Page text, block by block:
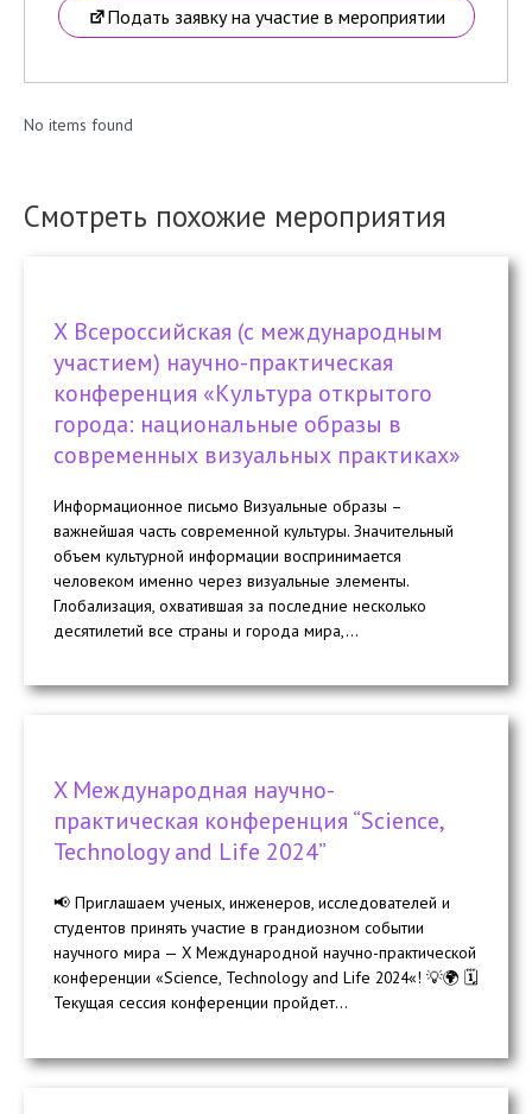
Подать заявку на участие в мероприятии
No items found
Смотреть похожие мероприятия
Х Всероссийская (с международным
участием) научно-практическая
конференция «Культура открытого
города: национальные образы в
современных визуальных практиках»
Информационное письмо Визуальные образы –
важнейшая часть современной культуры. Значительный
объем культурной информации воспринимается
человеком именно через визуальные элементы.
Глобализация, охватившая за последние несколько
десятилетий все страны и города мира,...
X Международная научно-
практическая конференция “Science,
Technology and Life 2024”
📢 Приглашаем ученых, инженеров, исследователей и
студентов принять участие в грандиозном событии
научного мира — X Международной научно-практической
конференции «Science, Technology and Life 2024«! 💡🌍 🗓️
Текущая сессия конференции пройдет...